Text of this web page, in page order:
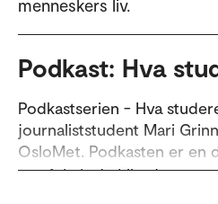
menneskers liv.
Podkast: Hva
Podkastserien - Hva
journaliststudent Mari
OsloMet. Podkasten er en
av vårt studietilbud.